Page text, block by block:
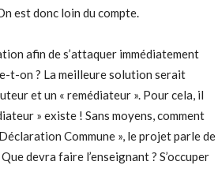
est donc loin du compte.
afin de s’attaquer immédiatement
t-on ? La meilleure solution serait
et un « remédiateur ». Pour cela, il
» existe ! Sans moyens, comment
Commune », le projet parle de
devra faire l’enseignant ? S’occuper